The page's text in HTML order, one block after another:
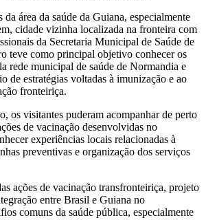
área da saúde da Guiana, especialmente
cidade vizinha localizada na fronteira com
da Secretaria Municipal de Saúde de
teve como principal objetivo conhecer os
rede municipal de saúde de Normandia e
de estratégias voltadas à imunização e ao
fronteiriça.
os visitantes puderam acompanhar de perto
de vacinação desenvolvidas no
experiências locais relacionadas à
preventivas e organização dos serviços
ações de vacinação transfronteiriça, projeto
entre Brasil e Guiana no
comuns da saúde pública, especialmente